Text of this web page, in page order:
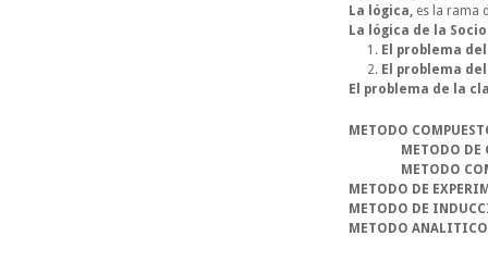
La lógica, es la rama
La lógica de la
El problema
El problema
El problema de la
METODO
METODO DE
METODO
METODO DE
METODO DE
METODO